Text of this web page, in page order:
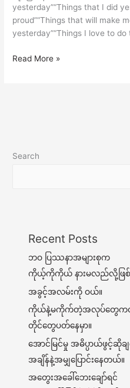
yesterday”“Things that I did
proud”“Things that will make
yesterday”“Things I love to do
Read More »
Search
Recent Posts
ဘဝ ပြဿနာအများစုက
ကိုယ့်ကိုကိုယ် နားမလည်လို့ဖြစ်
အခွင့်အလမ်းကို ဝယ်။
ကိုယ်နဲ့မကိုက်တဲ့အလုပ်တွေကလု
တိုင်တွေပတ်နေမှာ။
အောင်မြင်မှု အဓိပ္ပာယ်ဖွင့်ဆို
အချိန်နဲ့အမျှပြောင်းနေတယ်။
အတွေးအခေါ်ဘေးချော်ရင်